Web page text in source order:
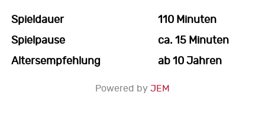
Spieldauer
110 Minuten
Spielpause
ca. 15 Minuten
Altersempfehlung
ab 10 Jahren
Powered by JEM